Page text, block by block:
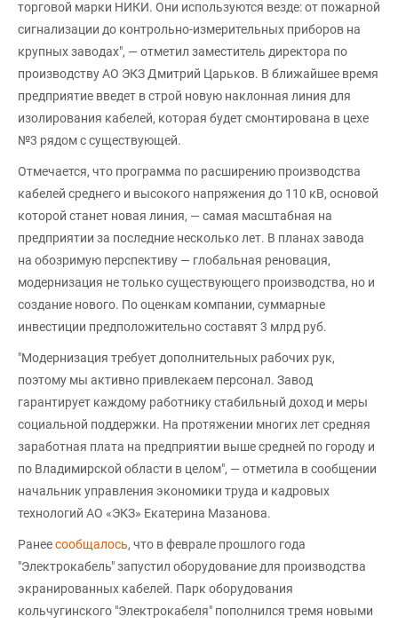
торговой марки НИКИ. Они используются везде: от пожарной
сигнализации до контрольно-измерительных приборов на
крупных заводах", — отметил заместитель директора по
производству АО ЭКЗ Дмитрий Царьков. В ближайшее время
предприятие введет в строй новую наклонная линия для
изолирования кабелей, которая будет смонтирована в цехе
№3 рядом с существующей.
Отмечается, что программа по расширению производства
кабелей среднего и высокого напряжения до 110 кВ, основой
которой станет новая линия, — самая масштабная на
предприятии за последние несколько лет. В планах завода
на обозримую перспективу — глобальная реновация,
модернизация не только существующего производства, но и
создание нового. По оценкам компании, суммарные
инвестиции предположительно составят 3 млрд руб.
"Модернизация требует дополнительных рабочих рук,
поэтому мы активно привлекаем персонал. Завод
гарантирует каждому работнику стабильный доход и меры
социальной поддержки. На протяжении многих лет средняя
заработная плата на предприятии выше средней по городу и
по Владимирской области в целом", — отметила в сообщении
начальник управления экономики труда и кадровых
технологий АО «ЭКЗ» Екатерина Мазанова.
Ранеесообщалось, что в феврале прошлого года
"Электрокабель" запустил оборудование для производства
экранированных кабелей. Парк оборудования
кольчугинского "Электрокабеля" пополнился тремя новыми